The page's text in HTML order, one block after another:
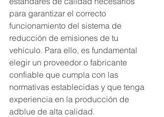
para garantizar el correcto
funcionamiento del sistema de
reducción de emisiones de tu
vehículo. Para ello, es fundamental
elegir un proveedor o fabricante
confiable que cumpla con las
normativas establecidas y que tenga
experiencia en la producción de
adblue de alta calidad.